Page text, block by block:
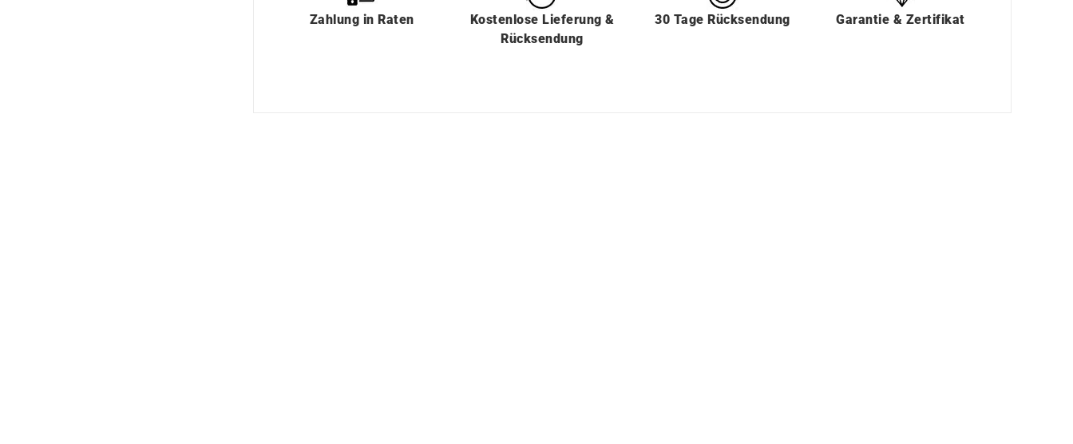
Zahlung inRaten
Kostenlose Lieferung &
Rücksendung
30 Tage Rücksendung Garantie & Zertifikat